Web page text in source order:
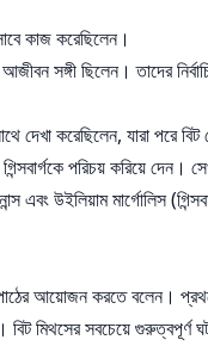
কাজ করেছিলেন।
সঙ্গী ছিলেন। তাদের
করেছিলেন, যারা পরে বিট
পরিচয় করিয়ে দেন।
উইলিয়াম মার্গোলিস
আয়োজন করতে বলেন।
বিট মিথসের সবচেয়ে গুরুত্বপূর্ণ